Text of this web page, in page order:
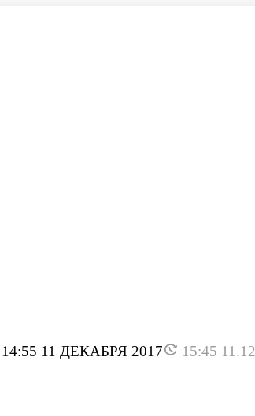
14:55 11 ДЕКАБРЯ 2017 15:45